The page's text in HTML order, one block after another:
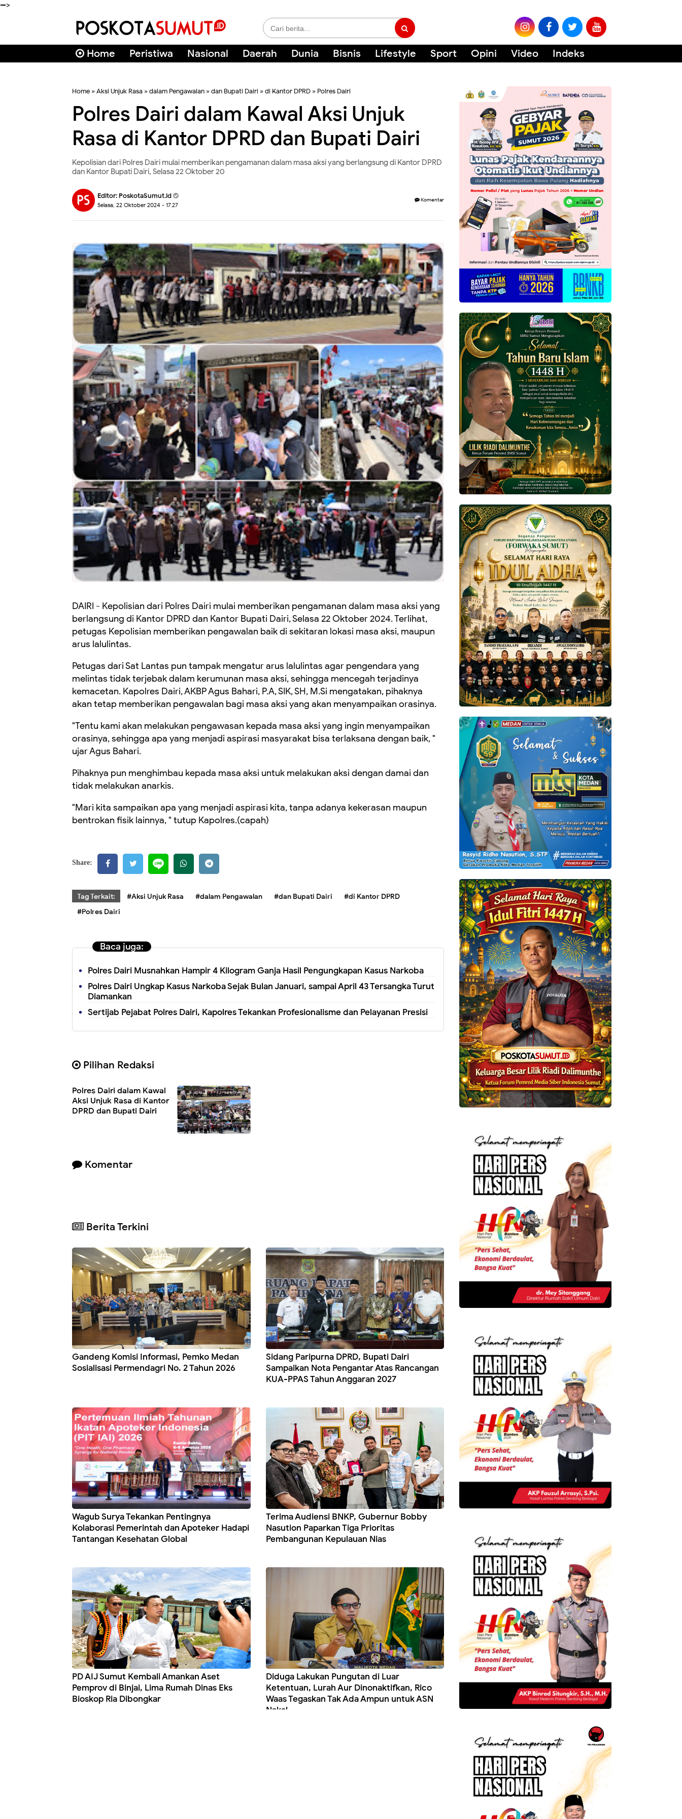
-->
Home Peristiwa Nasional Daerah Dunia Bisnis Lifestyle Sport Opini Video Indeks
Home »Aksi Unjuk Rasa »dalam Pengawalan »dan Bupati Dairi »di Kantor DPRD » Polres Dairi
Polres Dairi dalam Kawal Aksi Unjuk
Rasa di Kantor DPRD dan Bupati Dairi
Kepolisian dari Polres Dairi mulai memberikan pengamanan dalam masa aksi yang berlangsung di Kantor DPRD
dan Kantor Bupati Dairi, Selasa 22 Oktober 20
Editor: PoskotaSumut.id
Selasa, 22 Oktober 2024 - 17.27
Komentar
DAIRI - Kepolisian dari Polres Dairi mulai memberikan pengamanan dalam masa aksi yang
berlangsung di Kantor DPRD dan Kantor Bupati Dairi, Selasa 22 Oktober 2024. Terlihat,
petugas Kepolisian memberikan pengawalan baik di sekitaran lokasi masa aksi, maupun
arus lalulintas.
Petugas dari Sat Lantas pun tampak mengatur arus lalulintas agar pengendara yang
melintas tidak terjebak dalam kerumunan masa aksi, sehingga mencegah terjadinya
kemacetan. Kapolres Dairi, AKBP Agus Bahari, P.A, SIK, SH, M.Si mengatakan, pihaknya
akan tetap memberikan pengawalan bagi masa aksi yang akan menyampaikan orasinya.
"Tentu kami akan melakukan pengawasan kepada masa aksi yang ingin menyampaikan
orasinya, sehingga apa yang menjadi aspirasi masyarakat bisa terlaksana dengan baik, "
ujar Agus Bahari.
Pihaknya pun menghimbau kepada masa aksi untuk melakukan aksi dengan damai dan
tidak melakukan anarkis.
"Mari kita sampaikan apa yang menjadi aspirasi kita, tanpa adanya kekerasan maupun
bentrokan fisik lainnya, " tutup Kapolres.(capah)
Share:
Tag Terkait: #Aksi Unjuk Rasa #dalam Pengawalan #dan Bupati Dairi
#di Kantor DPRD
#Polres Dairi
Baca juga:
Polres Dairi Musnahkan Hampir 4 Kilogram Ganja Hasil Pengungkapan Kasus Narkoba
Polres Dairi Ungkap Kasus Narkoba Sejak Bulan Januari, sampai April 43 Tersangka Turut
Diamankan
Sertijab Pejabat Polres Dairi, Kapolres Tekankan Profesionalisme dan Pelayanan Presisi
Pilihan Redaksi
Polres Dairi dalam Kawal
Aksi Unjuk Rasa di Kantor
DPRD dan Bupati Dairi
Komentar
Berita Terkini
Gandeng Komisi Informasi, Pemko Medan
Sosialisasi Permendagri No. 2 Tahun 2026
Sidang Paripurna DPRD, Bupati Dairi
Sampaikan Nota Pengantar Atas Rancangan
KUA-PPAS Tahun Anggaran 2027
Wagub Surya Tekankan Pentingnya
Kolaborasi Pemerintah dan Apoteker Hadapi
Tantangan Kesehatan Global
Terima Audiensi BNKP, Gubernur Bobby
Nasution Paparkan Tiga Prioritas
Pembangunan Kepulauan Nias
PD AIJ Sumut Kembali Amankan Aset
Pemprov di Binjai, Lima Rumah Dinas Eks
Bioskop Ria Dibongkar
Diduga Lakukan Pungutan di Luar
Ketentuan, Lurah Aur Dinonaktifkan, Rico
Waas Tegaskan Tak Ada Ampun untuk ASN
Nakal